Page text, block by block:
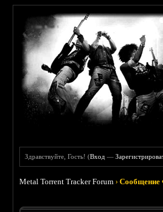
Здравствуйте, Гость! (Вход —
Metal Torrent Tracker Forum ›Сообщение